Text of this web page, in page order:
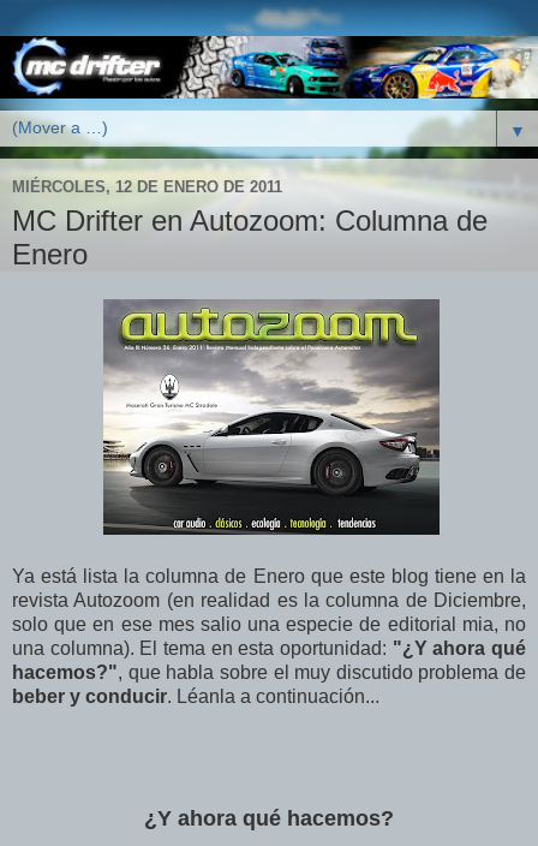
▼
MIÉRCOLES, 12 DE ENERO DE 2011
MC Drifter en Autozoom: Columna de
Enero
Ya está lista la columna de Enero que este blog tiene en la
revista Autozoom (en realidad es la columna de Diciembre,
solo que en ese mes salio una especie de editorial mia, no
una columna). El tema en esta oportunidad: "¿Y ahora qué
hacemos?", que habla sobre el muy discutido problema de
beber y conducir. Léanla a continuación...
¿Y ahora qué hacemos?